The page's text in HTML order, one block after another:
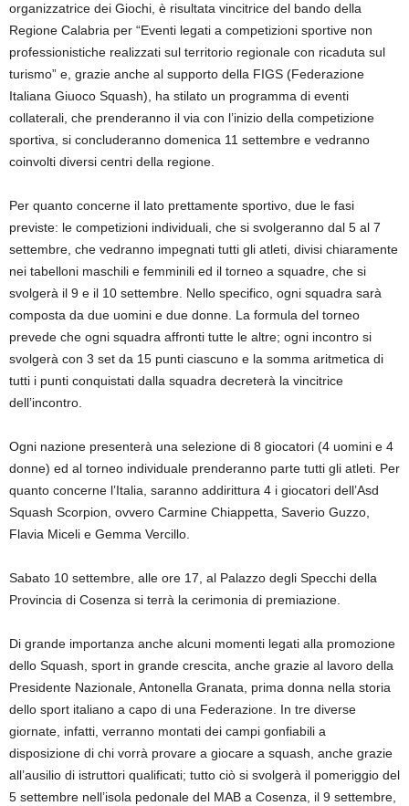
organizzatrice dei Giochi, è risultata vincitrice del bando della
Regione Calabria per “Eventi legati a competizioni sportive non
professionistiche realizzati sul territorio regionale con ricaduta sul
turismo” e, grazie anche al supporto della FIGS (Federazione
Italiana Giuoco Squash), ha stilato un programma di eventi
collaterali, che prenderanno il via con l’inizio della competizione
sportiva, si concluderanno domenica 11 settembre e vedranno
coinvolti diversi centri della regione.
Per quanto concerne il lato prettamente sportivo, due le fasi
previste: le competizioni individuali, che si svolgeranno dal 5 al 7
settembre, che vedranno impegnati tutti gli atleti, divisi chiaramente
nei tabelloni maschili e femminili ed il torneo a squadre, che si
svolgerà il 9 e il 10 settembre. Nello specifico, ogni squadra sarà
composta da due uomini e due donne. La formula del torneo
prevede che ogni squadra affronti tutte le altre; ogni incontro si
svolgerà con 3 set da 15 punti ciascuno e la somma aritmetica di
tutti i punti conquistati dalla squadra decreterà la vincitrice
dell’incontro.
Ogni nazione presenterà una selezione di 8 giocatori (4 uomini e 4
donne) ed al torneo individuale prenderanno parte tutti gli atleti. Per
quanto concerne l’Italia, saranno addirittura 4 i giocatori dell’Asd
Squash Scorpion, ovvero Carmine Chiappetta, Saverio Guzzo,
Flavia Miceli e Gemma Vercillo.
Sabato 10 settembre, alle ore 17, al Palazzo degli Specchi della
Provincia di Cosenza si terrà la cerimonia di premiazione.
Di grande importanza anche alcuni momenti legati alla promozione
dello Squash, sport in grande crescita, anche grazie al lavoro della
Presidente Nazionale, Antonella Granata, prima donna nella storia
dello sport italiano a capo di una Federazione. In tre diverse
giornate, infatti, verranno montati dei campi gonfiabili a
disposizione di chi vorrà provare a giocare a squash, anche grazie
all’ausilio di istruttori qualificati; tutto ciò si svolgerà il pomeriggio del
5 settembre nell’isola pedonale del MAB a Cosenza, il 9 settembre,